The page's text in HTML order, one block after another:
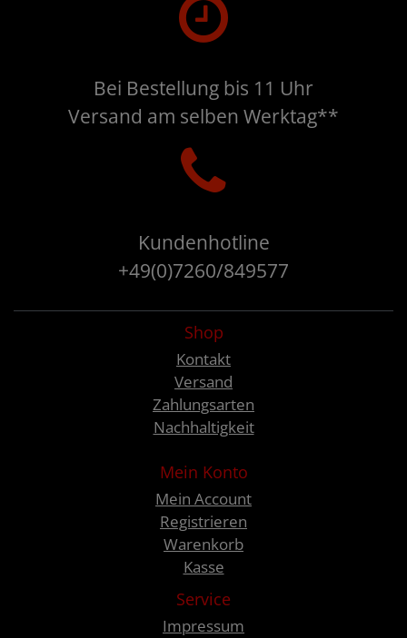
Bei Bestellung bis 11 Uhr
Versand am selben Werktag**
Kundenhotline
+49(0)7260/849577
Shop
Kontakt
Versand
Zahlungsarten
Nachhaltigkeit
Mein Konto
Mein Account
Registrieren
Warenkorb
Kasse
Service
Impressum